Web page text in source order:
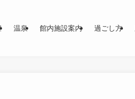
温泉 館内施設案内 過ごし方